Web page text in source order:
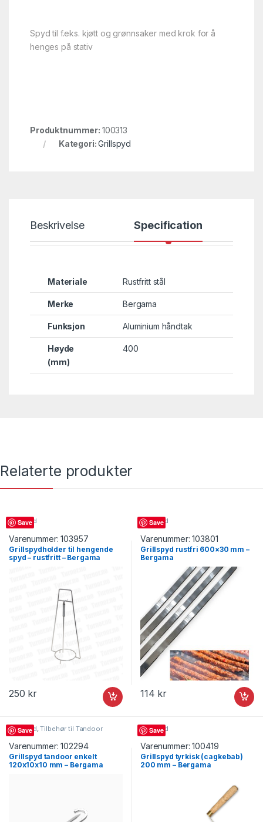
Spyd til f.eks. kjøtt og grønnsaker med krok for å
henges på stativ
Produktnummer: 100313
Kategori:Grillspyd
Beskrivelse Specification
Materiale Rustfritt stål
Merke Bergama
Funksjon Aluminium håndtak
Høyde
(mm)
400
Relaterte produkter
Save
Grillspyd
Varenummer:103957
Grillspydholder til hengende
spyd – rustfritt – Bergama
250 kr
Save
Grillspyd
Varenummer:103801
Grillspyd rustfri 600×30 mm –
Bergama
114 kr
Save
Grillspyd,Tilbehør til Tandoor
Varenummer:102294
Grillspyd tandoor enkelt
120x10x10 mm – Bergama
Save
Grillspyd
Varenummer:100419
Grillspyd tyrkisk (cagkebab)
200 mm – Bergama